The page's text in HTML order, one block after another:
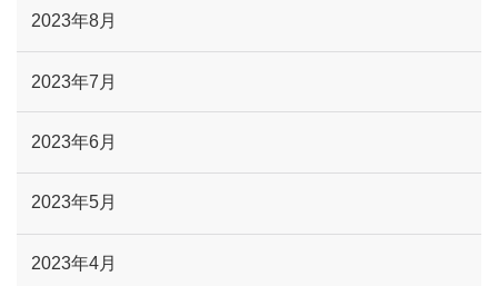
2023年8月
2023年7月
2023年6月
2023年5月
2023年4月